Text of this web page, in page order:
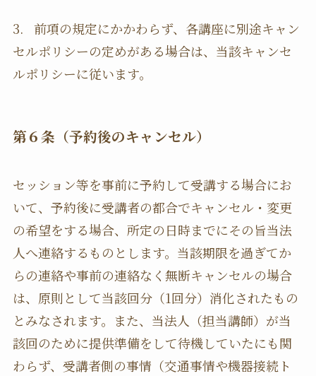
3. 前項の規定にかかわらず、各講座に別途キャン
セルポリシーの定めがある場合は、当該キャンセ
ルポリシーに従います。
第６条（予約後のキャンセル）
セッション等を事前に予約して受講する場合にお
いて、予約後に受講者の都合でキャンセル・変更
の希望をする場合、所定の日時までにその旨当法
人へ連絡するものとします。当該期限を過ぎてか
らの連絡や事前の連絡なく無断キャンセルの場合
は、原則として当該回分（1回分）消化されたもの
とみなされます。また、当法人（担当講師）が当
該回のために提供準備をして待機していたにも関
わらず、受講者側の事情（交通事情や機器接続ト